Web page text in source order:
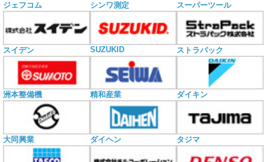
ジェフコム シンワ測定 スーパーツール
スイデン SUZUKID ストラパック
洲本整備機 精和産業 ダイキン
大同興業 ダイヘン タジマ